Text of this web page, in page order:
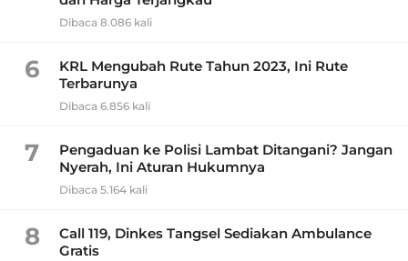
Dibaca 8.086 kali
6
KRL Mengubah Rute Tahun 2023, Ini Rute
Terbarunya
Dibaca 6.856 kali
7
Pengaduan ke Polisi Lambat Ditangani? Jangan
Nyerah, Ini Aturan Hukumnya
Dibaca 5.164 kali
8
Call 119, Dinkes Tangsel Sediakan Ambulance
Gratis